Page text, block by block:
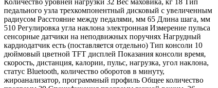
Количество уровней нагрузки 32 Вес маховика, кг 18 Тип
педального узла трехкомпонентный дисковый с увеличенным
радиусом Расстояние между педалями, мм 65 Длина шага, мм
510 Регулировка угла наклона электронная Измерение пульса
сенсорные датчики на неподвижных поручнях Нагрудный
кардиодатчик есть (поставляется отдельно) Тип консоли 10
дюймовый цветной TFT дисплей Показания консоли время,
скорость, дистанция, калории, пульс, нагрузка, угол наклона,
статус Bluetooth, количество оборотов в минуту,
жироанализатор, программный профиль Общее количество